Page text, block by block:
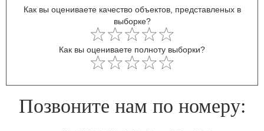
Как вы оцениваете качество объектов, представленых в
выборке?
Как вы оцениваете полноту выборки?
Позвоните нам по номеру: